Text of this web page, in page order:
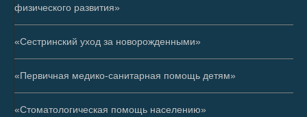
физического развития»
«Сестринский уход за новорожденными»
«Первичная медико-санитарная помощь детям»
«Стоматологическая помощь населению»